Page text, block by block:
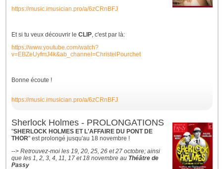
https://music.imusician.pro/a/6zCRnBFJ
Et si tu veux découvrir leCLIP, c'est par là:
https://www.youtube.com/watch?
v=EBZeUyfmJ4k&ab_channel=ChristelPourchet
Bonne écoute !
https://music.imusician.pro/a/6zCRnBFJ
Sherlock Holmes - PROLONGATIONS
"SHERLOCK HOLMES ET L'AFFAIRE DU PONT DE
THOR" est prolongé jusqu'au 18 novembre !
-->Retrouvez-moi les 19, 20, 25, 26 et 27 octobre; ainsi
que les 1, 2, 3, 4, 11, 17 et 18 novembre au Théâtre de
Passy